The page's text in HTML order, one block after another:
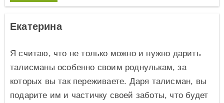
Екатерина
Я считаю, что не только можно и нужно дарить
талисманы особенно своим роднулькам, за
которых вы так переживаете. Даря талисман, вы
подарите им и частичку своей заботы, что будет